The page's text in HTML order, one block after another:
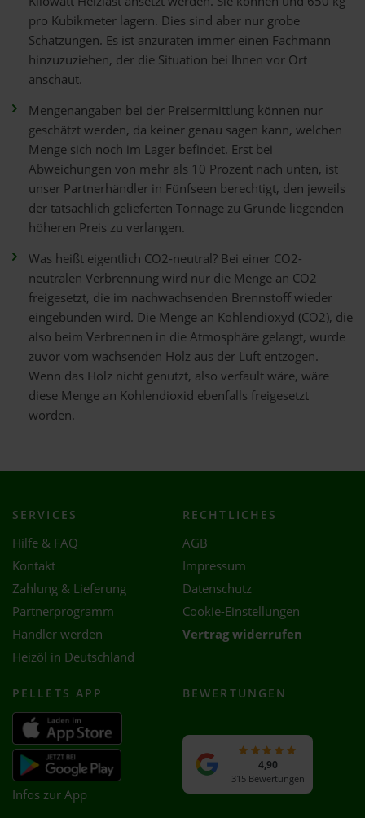
pro Kubikmeter lagern. Dies sind aber nur grobe
Schätzungen. Es ist anzuraten immer einen Fachmann
hinzuzuziehen, der die Situation bei Ihnen vor Ort
anschaut.
Mengenangaben bei der Preisermittlung können nur
geschätzt werden, da keiner genau sagen kann, welchen
Menge sich noch im Lager befindet. Erst bei
Abweichungen von mehr als 10 Prozent nach unten, ist
unser Partnerhändler in Fünfseen berechtigt, den jeweils
der tatsächlich gelieferten Tonnage zu Grunde liegenden
höheren Preis zu verlangen.
Was heißt eigentlich CO2-neutral? Bei einer CO2-
neutralen Verbrennung wird nur die Menge an CO2
freigesetzt, die im nachwachsenden Brennstoff wieder
eingebunden wird. Die Menge an Kohlendioxyd (CO2), die
also beim Verbrennen in die Atmosphäre gelangt, wurde
zuvor vom wachsenden Holz aus der Luft entzogen.
Wenn das Holz nicht genutzt, also verfault wäre, wäre
diese Menge an Kohlendioxid ebenfalls freigesetzt
worden.
SERVICES
Hilfe & FAQ
Kontakt
Zahlung & Lieferung
Partnerprogramm
Händler werden
Heizöl in Deutschland
RECHTLICHES
AGB
Impressum
Datenschutz
Cookie-Einstellungen
Vertrag widerrufen
PELLETS APP
Infos zur App
BEWERTUNGEN
4,90
315 Bewertungen